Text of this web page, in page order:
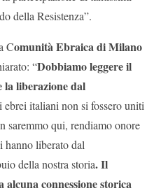
della Resistenza”.
Comunità Ebraica di Milano
“Dobbiamo leggere il
la liberazione dal
ebrei italiani non si fossero uniti
saremmo qui, rendiamo onore
hanno liberato dal
della nostra storia. Il
connessione storica